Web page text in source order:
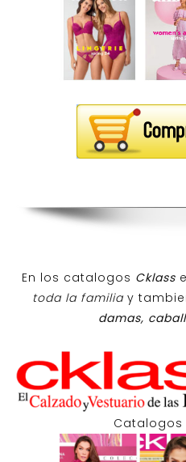
En los catalogos Cklass
toda la familiay
damas,
Catalogos